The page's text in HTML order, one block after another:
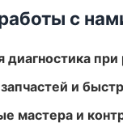
с
диагностика
и
мастера и